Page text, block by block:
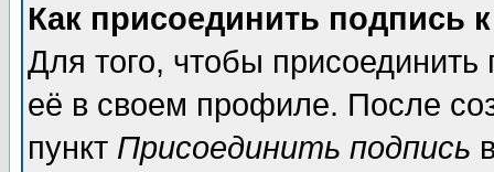
Как присоединить подпись
Для того, чтобы
её в своем профиле. После
пункт Присоединить подпись